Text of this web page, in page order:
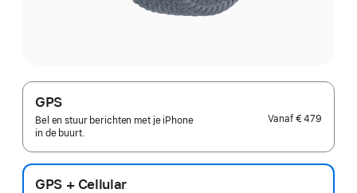
GPS
Bel en stuur berichten met je iPhone
in de buurt.
Vanaf € 479
GPS + Cellular